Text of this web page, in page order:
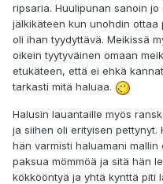
ripsaria. Huulipunan sanoin
jälkikäteen kun unohdin ottaa
oli ihan tyydyttävä. Meikissä
oikein tyytyväinen omaan
etukäteen, että ei ehkä
tarkasti mitä haluaa.
Halusin lauantaille myös
ja siihen oli erityisen pettynyt.
hän varmisti haluamani
paksua mömmöä ja sitä hän
kökkööntyä ja yhtä kynttä piti